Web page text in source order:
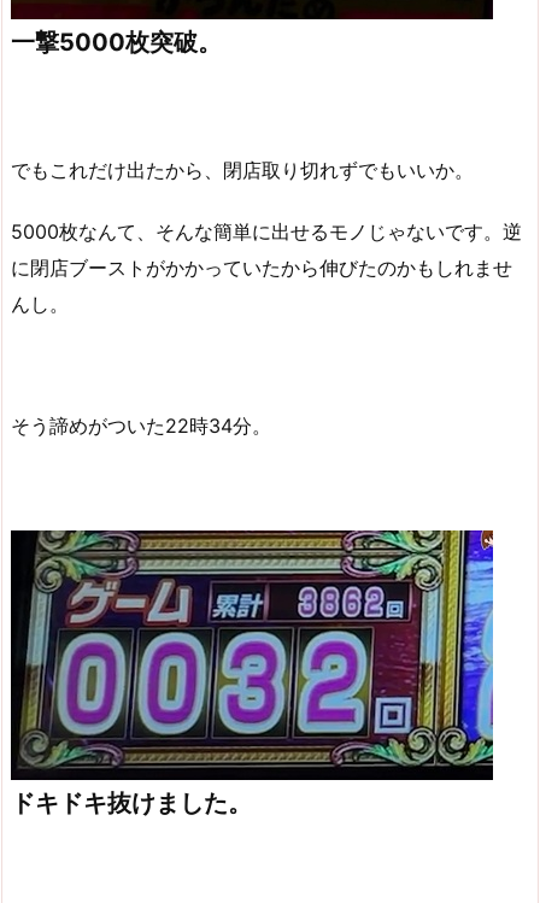
一撃5000枚突破。
でもこれだけ出たから、閉店取り切れずでもいいか。
5000枚なんて、そんな簡単に出せるモノじゃないです。逆
に閉店ブーストがかかっていたから伸びたのかもしれませ
んし。
そう諦めがついた22時34分。
ドキドキ抜けました。